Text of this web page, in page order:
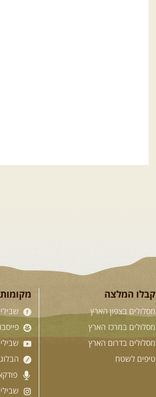
קבלו המלצה
מסלולים בצפון הארץ
מסלולים במרכז הארץ
מסלולים בדרום הארץ
טיפים לשטח